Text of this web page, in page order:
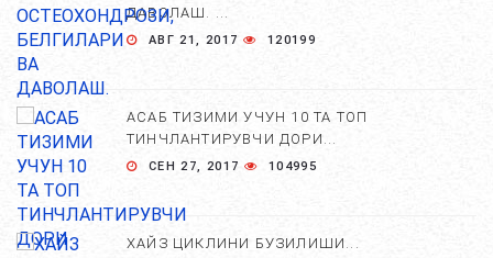
ДАВОЛАШ. ...
АВГ 21, 2017 120199
АСАБ ТИЗИМИ УЧУН 10 ТА ТОП
ТИНЧЛАНТИРУВЧИ ДОРИ...
СЕН 27, 2017 104995
ХАЙЗ ЦИКЛИНИ БУЗИЛИШИ...